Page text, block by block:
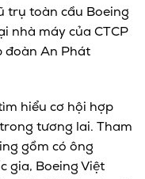
trụ toàn cầu Boeing
nhà máy của CTCP
đoàn An Phát
hiểu cơ hội hợp
tương lai. Tham
gồm có ông
gia, Boeing Việt